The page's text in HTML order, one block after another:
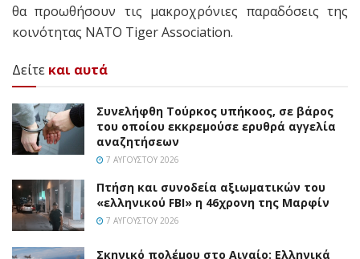
θα προωθήσουν τις μακροχρόνιες παραδόσεις της
κοινότητας NATO Tiger Association.
Δείτε και αυτά
Συνελήφθη Τούρκος υπήκοος, σε βάρος
του οποίου εκκρεμούσε ερυθρά αγγελία
αναζητήσεων
7 ΑΥΓΟΎΣΤΟΥ 2026
Πτήση και συνοδεία αξιωματικών του
«ελληνικού FBI» η 46χρονη της Μαρφίν
7 ΑΥΓΟΎΣΤΟΥ 2026
Σκηνικό πολέμου στο Αιγαίο: Ελληνικά